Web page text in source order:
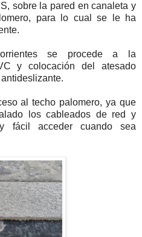
sobre la pared en canaleta y
para lo cual se le ha
se procede a la
y colocación del atesado
al techo palomero, ya que
los cableados de red y
fácil acceder cuando sea